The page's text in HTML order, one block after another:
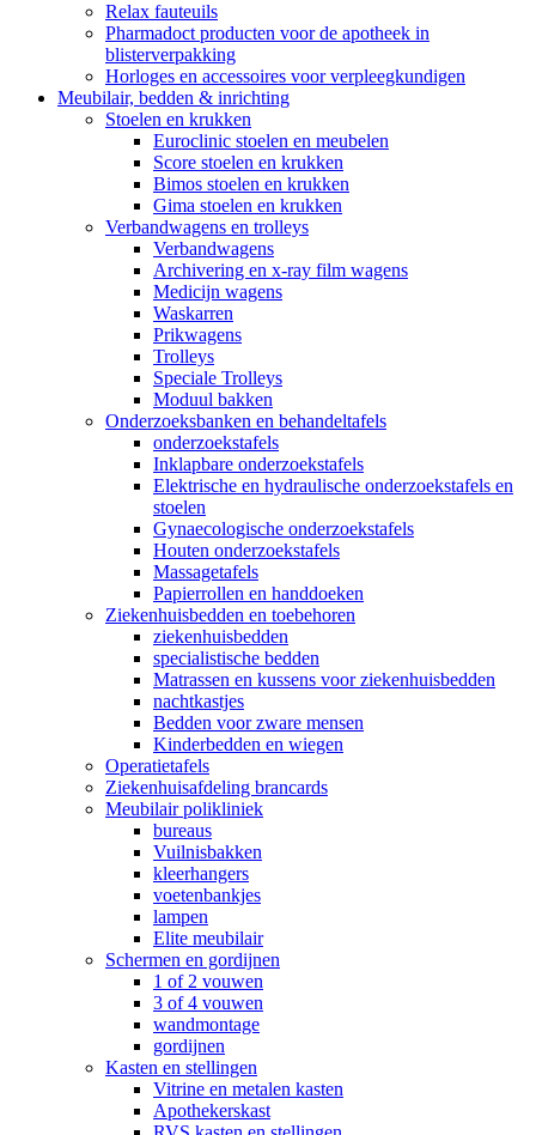
Relax fauteuils
Pharmadoct producten voor de apotheek in
blisterverpakking
Horloges en accessoires voor verpleegkundigen
Meubilair, bedden & inrichting
Stoelen en krukken
Euroclinic stoelen en meubelen
Score stoelen en krukken
Bimos stoelen en krukken
Gima stoelen en krukken
Verbandwagens en trolleys
Verbandwagens
Archivering en x-ray film wagens
Medicijn wagens
Waskarren
Prikwagens
Trolleys
Speciale Trolleys
Moduul bakken
Onderzoeksbanken en behandeltafels
onderzoekstafels
Inklapbare onderzoekstafels
Elektrische en hydraulische onderzoekstafels en
stoelen
Gynaecologische onderzoekstafels
Houten onderzoekstafels
Massagetafels
Papierrollen en handdoeken
Ziekenhuisbedden en toebehoren
ziekenhuisbedden
specialistische bedden
Matrassen en kussens voor ziekenhuisbedden
nachtkastjes
Bedden voor zware mensen
Kinderbedden en wiegen
Operatietafels
Ziekenhuisafdeling brancards
Meubilair polikliniek
bureaus
Vuilnisbakken
kleerhangers
voetenbankjes
lampen
Elite meubilair
Schermen en gordijnen
1 of 2 vouwen
3 of 4 vouwen
wandmontage
gordijnen
Kasten en stellingen
Vitrine en metalen kasten
Apothekerskast